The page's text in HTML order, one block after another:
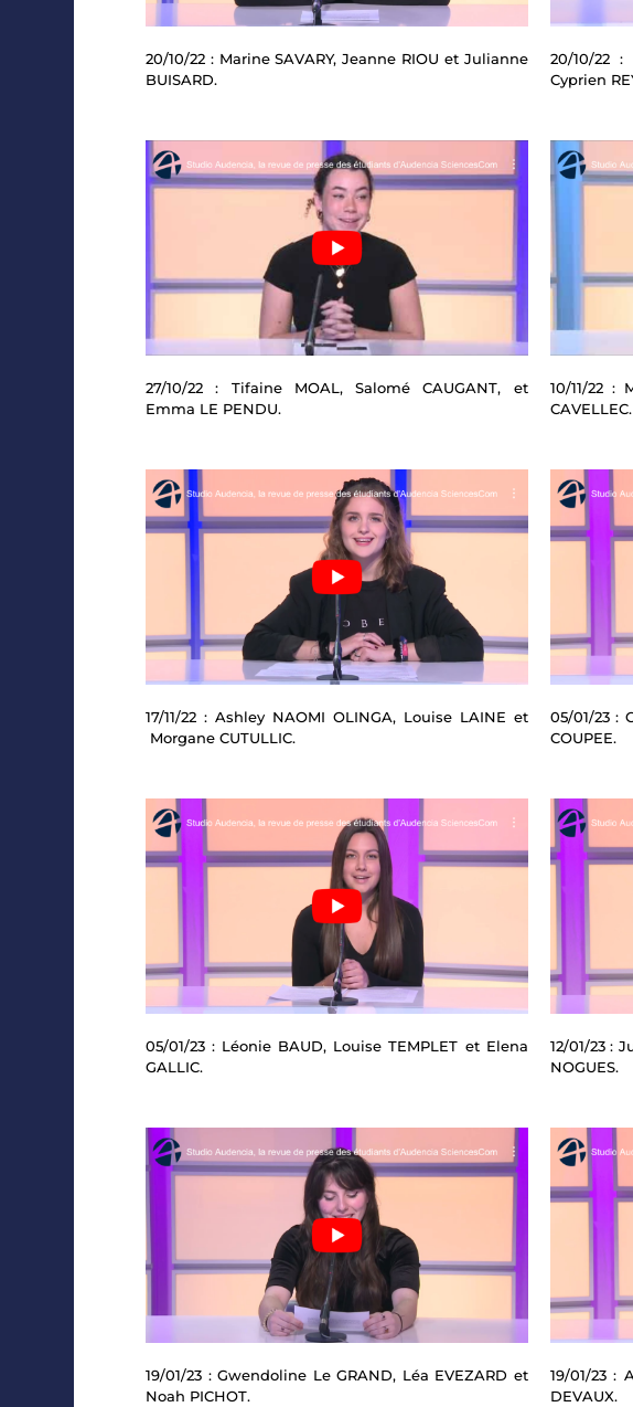
20/10/22 : Marine SAVARY, Jeanne RIOU et Julianne
BUISARD.
20/10/22 :
Cyprien
27/10/22 : Tifaine MOAL, Salomé CAUGANT, et
Emma LE PENDU.
10/11/22 :
CAVELLEC.
17/11/22 : Ashley NAOMI OLINGA, Louise LAINE et
Morgane CUTULLIC.
05/01/23 :
COUPEE.
05/01/23 : Léonie BAUD, Louise TEMPLET et Elena
GALLIC.
12/01/23 :
NOGUES.
19/01/23 : Gwendoline Le GRAND, Léa EVEZARD et
Noah PICHOT.
19/01/23 :
DEVAUX.